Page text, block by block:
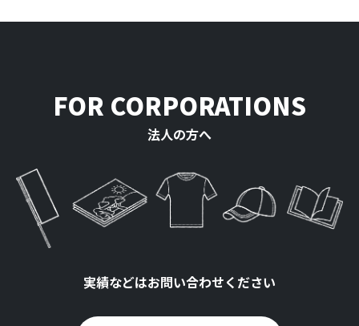
FOR CORPORATIONS
法人の方へ
実績などはお問い合わせください